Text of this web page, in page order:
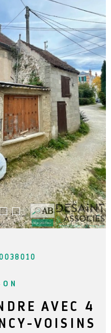
NOTRE
BLOG
AVEC 4
VOISINS
RECHERCHER